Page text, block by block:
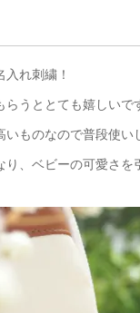
れ刺繍！
らうととても嬉しい
ものなので普段使い
、ベビーの可愛さを